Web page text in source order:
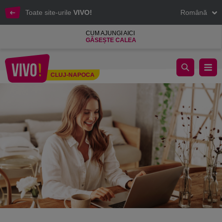
Toate site-urile VIVO! Română
CUM AJUNGI AICI
GĂSEȘTE CALEA
CLUJ-NAPOCA
VIVO! în tendințe: cum ne pregătim pentru biroul de acasă